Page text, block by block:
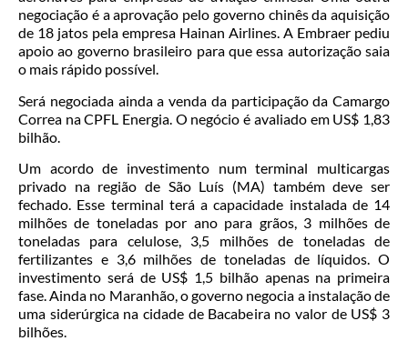
negociação é a aprovação pelo governo chinês da aquisição
de 18 jatos pela empresa Hainan Airlines. A Embraer pediu
apoio ao governo brasileiro para que essa autorização saia
o mais rápido possível.
Será negociada ainda a venda da participação da Camargo
Correa na CPFL Energia. O negócio é avaliado em US$ 1,83
bilhão.
Um acordo de investimento num terminal multicargas
privado na região de São Luís (MA) também deve ser
fechado. Esse terminal terá a capacidade instalada de 14
milhões de toneladas por ano para grãos, 3 milhões de
toneladas para celulose, 3,5 milhões de toneladas de
fertilizantes e 3,6 milhões de toneladas de líquidos. O
investimento será de US$ 1,5 bilhão apenas na primeira
fase. Ainda no Maranhão, o governo negocia a instalação de
uma siderúrgica na cidade de Bacabeira no valor de US$ 3
bilhões.